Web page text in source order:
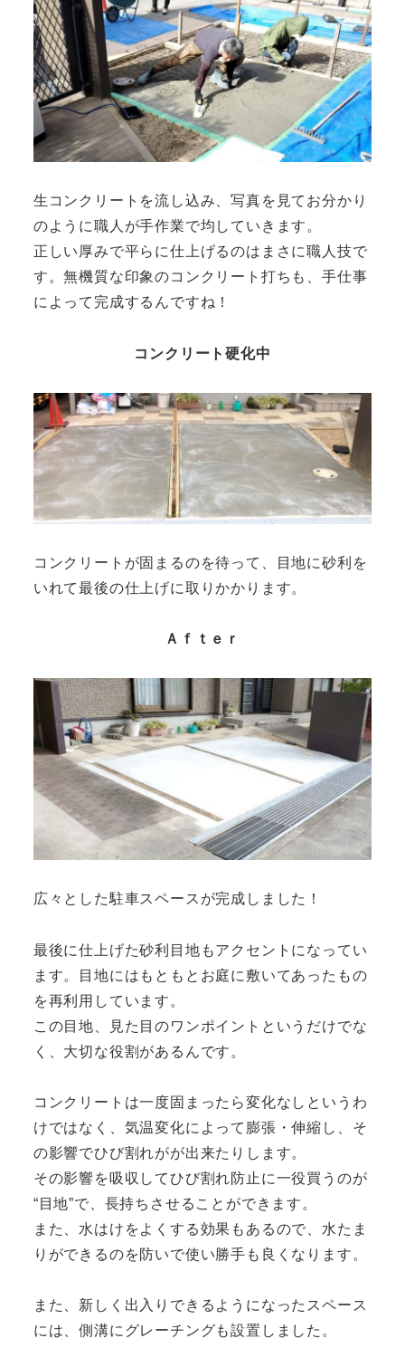
生コンクリートを流し込み、写真を見てお分かり
のように職人が手作業で均していきます。
正しい厚みで平らに仕上げるのはまさに職人技で
す。無機質な印象のコンクリート打ちも、手仕事
によって完成するんですね！
コンクリート硬化中
コンクリートが固まるのを待って、目地に砂利を
いれて最後の仕上げに取りかかります。
Ａｆｔｅｒ
広々とした駐車スペースが完成しました！
最後に仕上げた砂利目地もアクセントになってい
ます。目地にはもともとお庭に敷いてあったもの
を再利用しています。
この目地、見た目のワンポイントというだけでな
く、大切な役割があるんです。
コンクリートは一度固まったら変化なしというわ
けではなく、気温変化によって膨張・伸縮し、そ
の影響でひび割れがが出来たりします。
その影響を吸収してひび割れ防止に一役買うのが
“目地”で、長持ちさせることができます。
また、水はけをよくする効果もあるので、水たま
りができるのを防いで使い勝手も良くなります。
また、新しく出入りできるようになったスペース
には、側溝にグレーチングも設置しました。